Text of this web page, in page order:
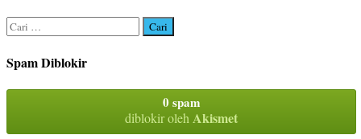
Cari
untuk:
Spam Diblokir
0 spam
diblokir oleh Akismet